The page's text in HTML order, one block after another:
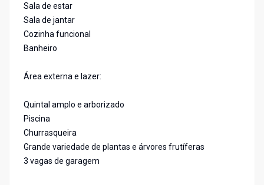
Sala de estar
Sala de jantar
Cozinha funcional
Banheiro
Área externa e lazer:
Quintal amplo e arborizado
Piscina
Churrasqueira
Grande variedade de plantas e árvores frutíferas
3 vagas de garagem